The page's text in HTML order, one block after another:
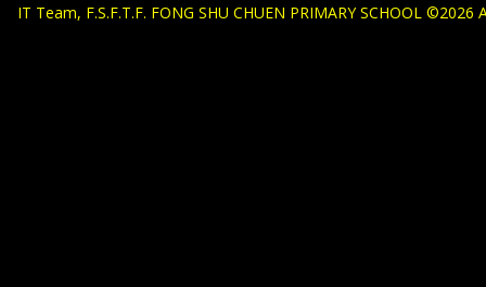
IT Team, F.S.F.T.F. FONG SHU CHUEN PRIMARY SCHOOL ©2026